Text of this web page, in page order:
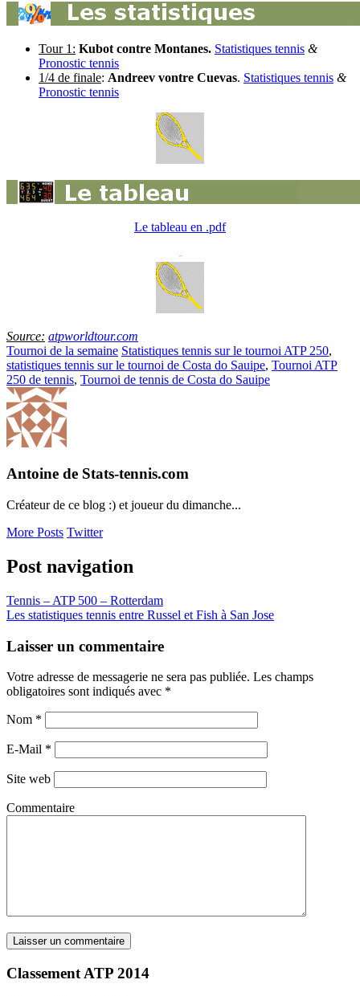
Tour 1: Kubot contre Montanes. Statistiques tennis &
Pronostic tennis
1/4 de finale: Andreev vontre Cuevas. Statistiques tennis &
Pronostic tennis
Le tableau en .pdf
-
Source: atpworldtour.com
Tournoi de la semaine Statistiques tennis sur le tournoi ATP 250,
statistiques tennis sur le tournoi de Costa do Sauipe, Tournoi ATP
250 de tennis, Tournoi de tennis de Costa do Sauipe
Antoine de Stats-tennis.com
Créateur de ce blog :) et joueur du dimanche...
More Posts Twitter
Post navigation
Tennis – ATP 500 – Rotterdam
Les statistiques tennis entre Russel et Fish à San Jose
Laisser un commentaire
Votre adresse de messagerie ne sera pas publiée. Les champs
obligatoires sont indiqués avec *
Nom *
E-Mail *
Site web
Commentaire
Classement ATP 2014